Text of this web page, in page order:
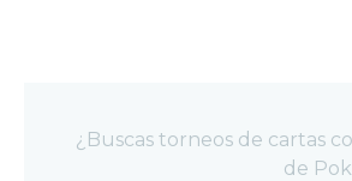
CARTAS¿Buscas torneos de cartas
de